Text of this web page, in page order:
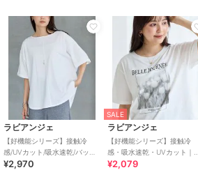
ラビアンジェ
【好機能シリーズ】接触冷
感/UVカット/吸水速乾/バック
タックプルオーバー｜キレイ
¥2,970
SALE
ラビアンジェ
【好機能シリーズ】接触冷
感・吸水速乾・UVカット｜フ
ォトプリントTシャツ
¥2,079